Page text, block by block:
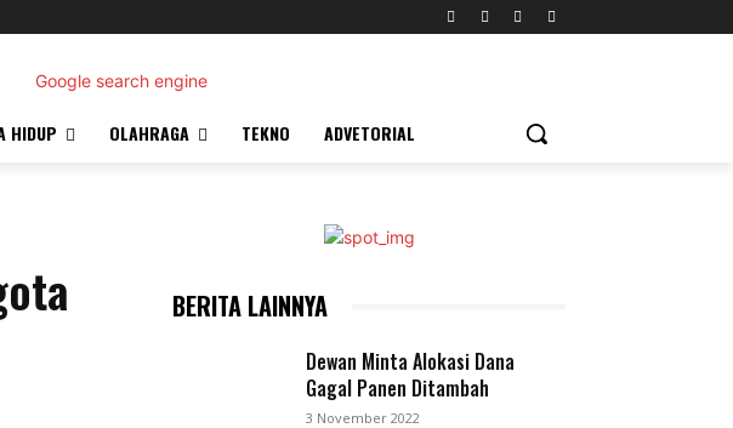
HIDUP OLAHRAGA TEKNO ADVETORIAL
BERITA LAINNYA
Dewan Minta Alokasi Dana
Gagal Panen Ditambah
3 November 2022